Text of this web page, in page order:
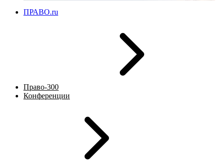
ПРАВО.ru
Право-300
Конференции